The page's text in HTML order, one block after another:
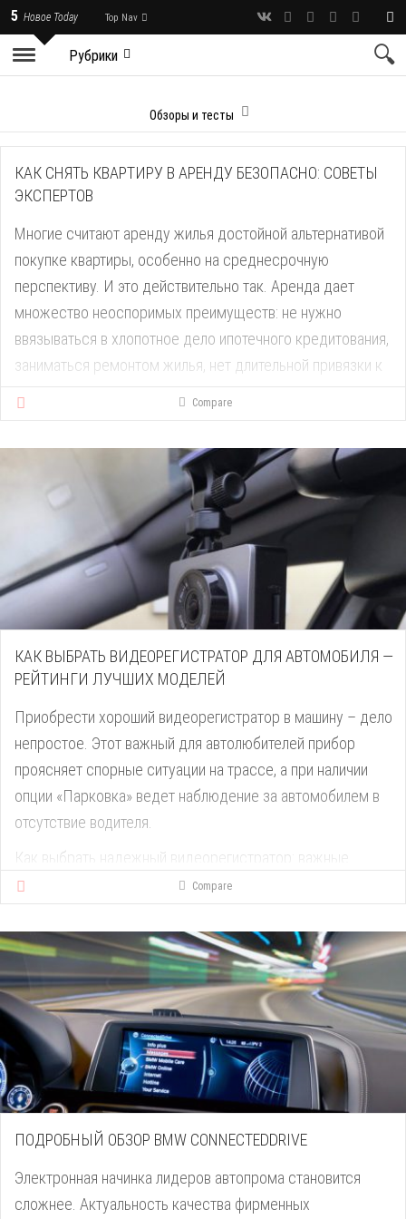
5 Новое Today Top Nav
Рубрики
Обзоры и тесты
КАК СНЯТЬ КВАРТИРУ В АРЕНДУ БЕЗОПАСНО: СОВЕТЫ
ЭКСПЕРТОВ
Многие считают аренду жилья достойной альтернативой
покупке квартиры, особенно на среднесрочную
перспективу. И это действительно так. Аренда дает
множество неоспоримых преимуществ: не нужно
ввязываться в хлопотное дело ипотечного кредитования,
заниматься ремонтом жилья, нет длительной привязки к
определенной локации.
Вместе с тем следует помнить и большом количестве
потенциальных рисков, с которыми может столкнуться
арендатор. Дадим несколько проверенных
рекомендаций, как избежать «подводных камней» в
вопросах аренды жилья.
С какими рисками может столкнуться арендатор жилья
Некоторые недобросовестные арендодатели
предпринимают различные уловки для привлечения
клиентов. [...]
Compare
КАК ВЫБРАТЬ ВИДЕОРЕГИСТРАТОР ДЛЯ АВТОМОБИЛЯ —
РЕЙТИНГИ ЛУЧШИХ МОДЕЛЕЙ
Приобрести хороший видеорегистратор в машину – дело
непростое. Этот важный для автолюбителей прибор
проясняет спорные ситуации на трассе, а при наличии
опции «Парковка» ведет наблюдение за автомобилем в
отсутствие водителя.
Как выбрать надежный видеорегистратор: важные
критерии
Главная функция этого прибора – фиксация всех нюансов
аварии. Чтобы подтвердить или же опровергнуть
действия участников ДТП, нужны записи регистратора с
указанием даты и места съемки. Рассмотрим, какими
параметрами должен обладать прибор, чтобы
соответствовать заявленным требованиям, и узнаем,
какой видеорегистратор лучше купить для автомобиля.
Тип
В зависимости от конструкции [...]
Compare
ПОДРОБНЫЙ ОБЗОР BMW CONNECTEDDRIVE
Электронная начинка лидеров автопрома становится
сложнее. Актуальность качества фирменных